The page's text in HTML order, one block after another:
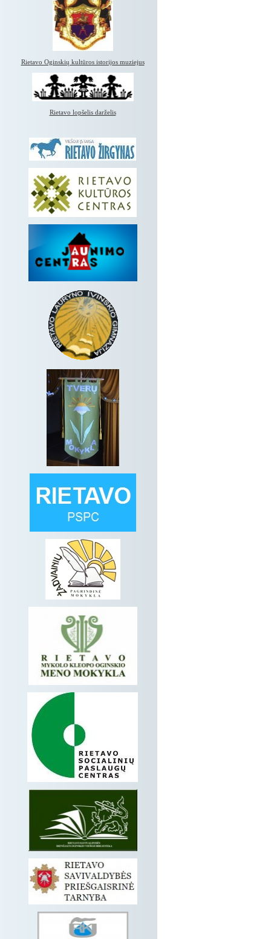
Rietavo Oginskių kultūros istorijos muziejus
Rietavo lopšelis darželis